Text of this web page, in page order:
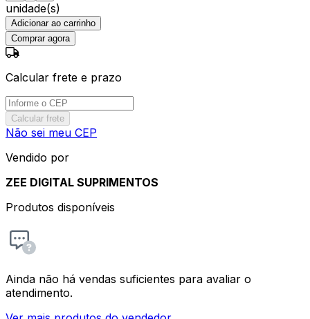
unidade(s)
Adicionar ao carrinho
Comprar agora
Calcular frete e prazo
Calcular frete
Não sei meu CEP
Vendido por
ZEE DIGITAL SUPRIMENTOS
Produtos disponíveis
Ainda não há vendas suficientes para avaliar o
atendimento.